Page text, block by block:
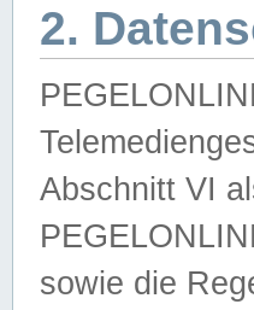
2.
Abschnitt VI
sowie die